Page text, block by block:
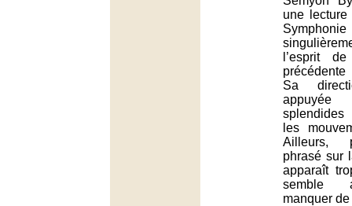
une
l’esprit
précédente
Sa
les
Ailleurs,
phrasé sur
apparaît
semble
manquer